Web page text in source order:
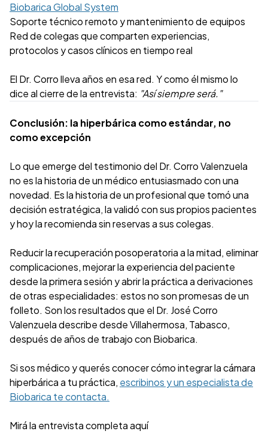
Biobarica Global System
Soporte técnico remoto y mantenimiento de equipos
Red de colegas que comparten experiencias,
protocolos y casos clínicos en tiempo real
El Dr. Corro lleva años en esa red. Y como él mismo lo
dice al cierre de la entrevista: "Así siempre será."
Conclusión: la hiperbárica como estándar, no
como excepción
Lo que emerge del testimonio del Dr. Corro Valenzuela
no es la historia de un médico entusiasmado con una
novedad. Es la historia de un profesional que tomó una
decisión estratégica, la validó con sus propios pacientes
y hoy la recomienda sin reservas a sus colegas.
Reducir la recuperación posoperatoria a la mitad, eliminar
complicaciones, mejorar la experiencia del paciente
desde la primera sesión y abrir la práctica a derivaciones
de otras especialidades: estos no son promesas de un
folleto. Son los resultados que el Dr. José Corro
Valenzuela describe desde Villahermosa, Tabasco,
después de años de trabajo con Biobarica.
Si sos médico y querés conocer cómo integrar la cámara
hiperbárica a tu práctica, escribinos y un especialista de
Biobarica te contacta.
Mirá la entrevista completaaquí